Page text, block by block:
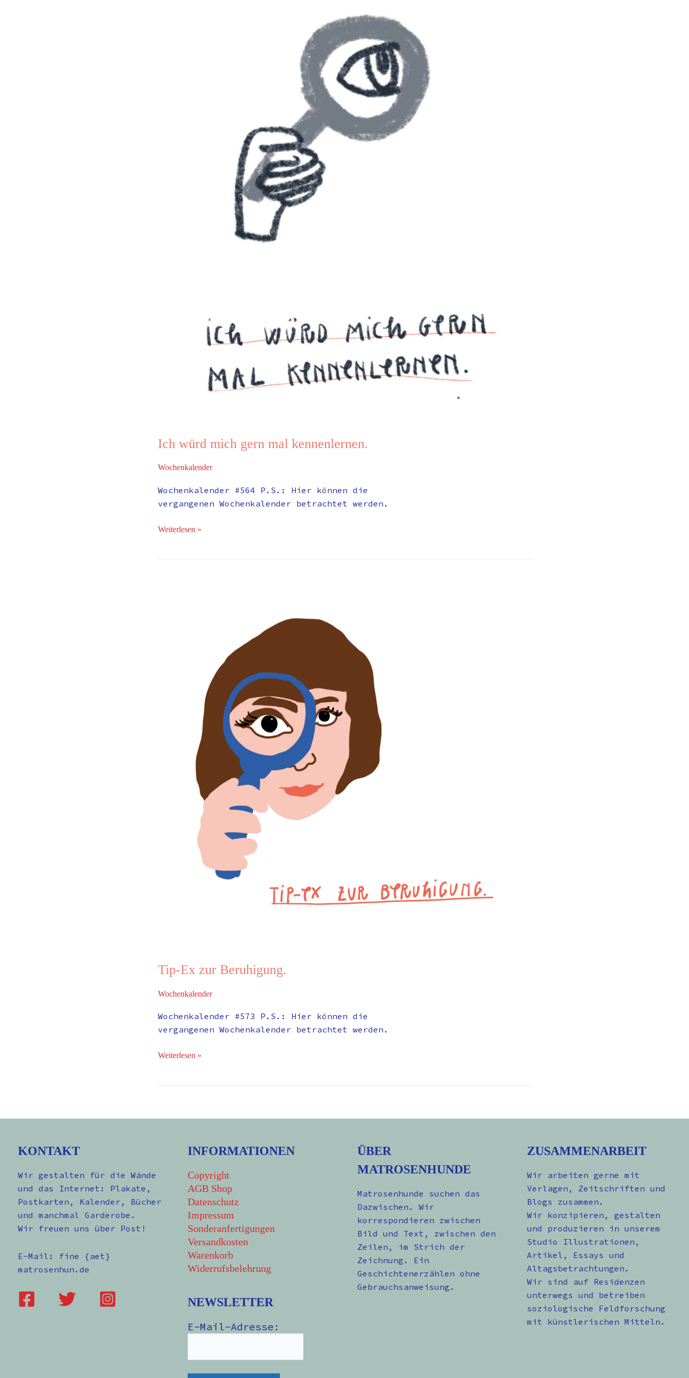
Ich würd mich gern mal kennenlernen.
Wochenkalender
Wochenkalender #564 P.S.: Hier können die
vergangenen Wochenkalender betrachtet werden.
Weiterlesen »
Tip-Ex zur Beruhigung.
Wochenkalender
Wochenkalender #573 P.S.: Hier können die
vergangenen Wochenkalender betrachtet werden.
Weiterlesen »
KONTAKT
Wir gestalten für die Wände
und das Internet: Plakate,
Postkarten, Kalender, Bücher
und manchmal Garderobe.
Wir freuen uns über Post!
E-Mail: fine {aet}
matrosenhun.de
INFORMATIONEN
Copyright
AGB Shop
Datenschutz
Impressum
Sonderanfertigungen
Versandkosten
Warenkorb
Widerrufsbelehrung
NEWSLETTER
E-Mail-Adresse:
ÜBER
MATROSENHUNDE
Matrosenhunde suchen das
Dazwischen. Wir
korrespondieren zwischen
Bild und Text, zwischen den
Zeilen, im Strich der
Zeichnung. Ein
Geschichtenerzählen ohne
Gebrauchsanweisung.
ZUSAMMENARBEIT
Wir arbeiten gerne mit
Verlagen, Zeitschriften und
Blogs zusammen.
Wir konzipieren, gestalten
und produzieren in unserem
Studio Illustrationen,
Artikel, Essays und
Altagsbetrachtungen.
Wir sind auf Residenzen
unterwegs und betreiben
soziologische Feldforschung
mit künstlerischen Mitteln.